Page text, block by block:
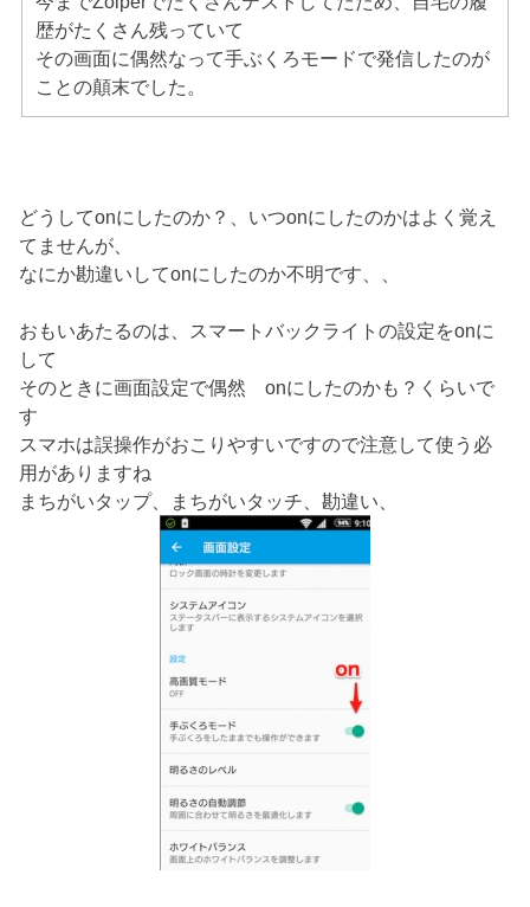
歴がたくさん残っていて
その画面に偶然なって手ぶくろモードで発信したのが
ことの顛末でした。
どうしてonにしたのか？、いつonにしたのかはよく覚え
てませんが、
なにか勘違いしてonにしたのか不明です、、
おもいあたるのは、スマートバックライトの設定をonに
して
そのときに画面設定で偶然 onにしたのかも？くらいで
す
スマホは誤操作がおこりやすいですので注意して使う必
用がありますね
まちがいタップ、まちがいタッチ、勘違い、